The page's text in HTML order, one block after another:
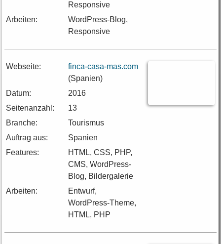
Responsive
Arbeiten:
WordPress-Blog,
Responsive
Webseite:
finca-casa-mas.com
(Spanien)
Datum:
2016
Seitenanzahl:
13
Branche:
Tourismus
Auftrag aus:
Spanien
Features:
HTML, CSS, PHP,
CMS, WordPress-
Blog, Bildergalerie
Arbeiten:
Entwurf,
WordPress-Theme,
HTML, PHP